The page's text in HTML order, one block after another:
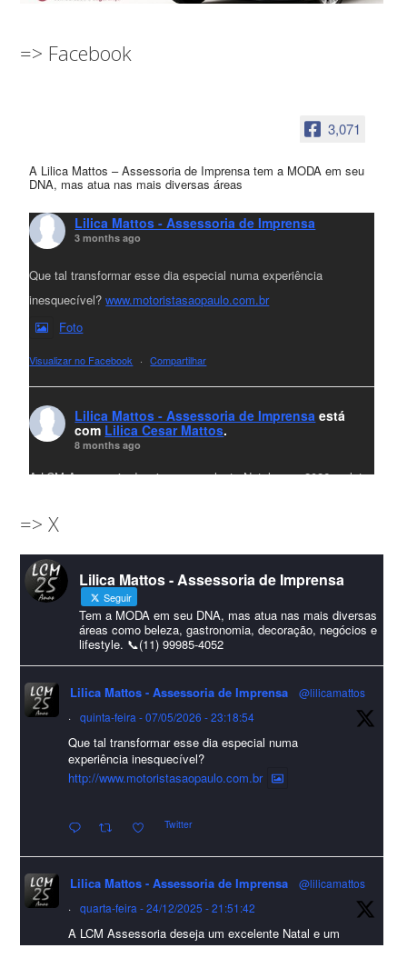
=> Facebook
3,071
A Lilica Mattos – Assessoria de Imprensa tem a MODA em seu
DNA, mas atua nas mais diversas áreas
Lilica Mattos - Assessoria de Imprensa
3 months ago
Que tal transformar esse dia especial numa experiência
inesquecível?www.motoristasaopaulo.com.br
Foto
Visualizar no Facebook · Compartilhar
Lilica Mattos - Assessoria de Imprensa está
com Lilica Cesar Mattos.
8 months ago
A LCM Assessoria deseja um excelente Natal e um 2026 repleto
amigos que sempre nos acompanham!🎄✨🥂❤️
#lcmassessoriassessoria#natal #merrychristmas #felizanonovo
#HappyNewYear
Foto
Visualizar no Facebook · Compartilhar
Lilica Mattos - Assessoria de Imprensa
9 months ago
A Abrafas - Associação Brasileira de Fibras Artificiais e
Sintéticas foi destaque na Revista Química e Derivados, na
incertezas do mercado global".
Confira detalhes 🗞📰📈
#sustentabilidade #FibrasSintéticas #EconomiaCircular #Abrafas
#IndústriaTêxtil
Foto
=> X
Lilica Mattos - Assessoria de Imprensa
Seguir
Tem a MODA em seu DNA, mas atua nas mais diversas
áreas como beleza, gastronomia, decoração, negócios e
lifestyle. 📞(11) 99985-4052
Lilica Mattos - Assessoria de Imprensa
@lilicamattos
·
quinta-feira - 07/05/2026 - 23:18:54
Que tal transformar esse dia especial numa
experiência inesquecível?
http://www.motoristasaopaulo.com.br
Twitter
Lilica Mattos - Assessoria de Imprensa
@lilicamattos
·
quarta-feira - 24/12/2025 - 21:51:42
A LCM Assessoria deseja um excelente Natal e um
2026 repleto de conquistas e realizações para todos